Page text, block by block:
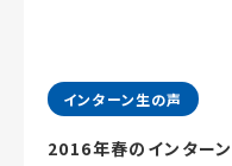
インターン生の声
2016年春のインター